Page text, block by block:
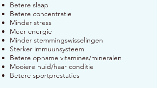
Betere slaap
Betere concentratie
Minder stress
Meer energie
Minder stemmingswisselingen
Sterker immuunsysteem
Betere opname vitamines/mineralen
Mooiere huid/haar conditie
Betere sportprestaties